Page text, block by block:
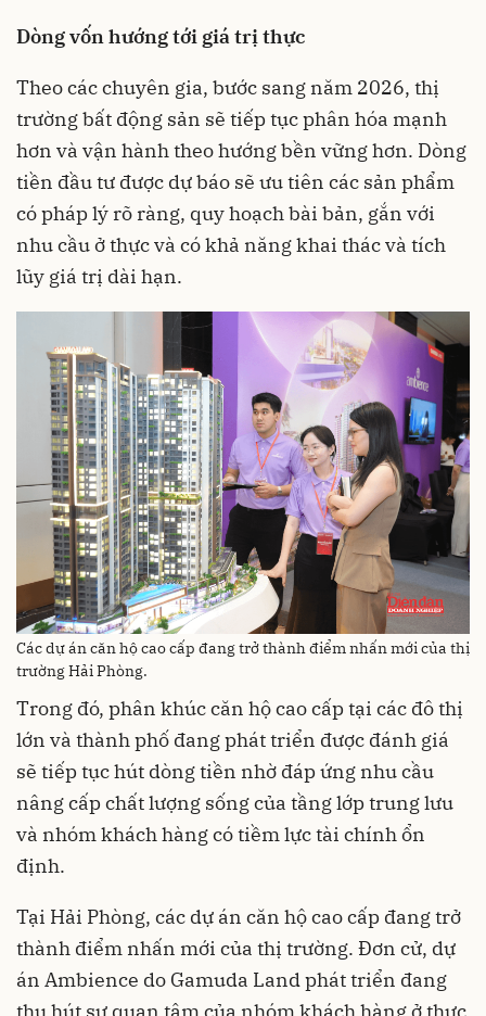
Dòng vốn hướng tới giá trị thực
Theo các chuyên gia, bước sang năm 2026, thị
trường bất động sản sẽ tiếp tục phân hóa mạnh
hơn và vận hành theo hướng bền vững hơn. Dòng
tiền đầu tư được dự báo sẽ ưu tiên các sản phẩm
có pháp lý rõ ràng, quy hoạch bài bản, gắn với
nhu cầu ở thực và có khả năng khai thác và tích
lũy giá trị dài hạn.
Các dự án căn hộ cao cấp đang trở thành điểm nhấn mới của thị
trường Hải Phòng.
Trong đó, phân khúc căn hộ cao cấp tại các đô thị
lớn và thành phố đang phát triển được đánh giá
sẽ tiếp tục hút dòng tiền nhờ đáp ứng nhu cầu
nâng cấp chất lượng sống của tầng lớp trung lưu
và nhóm khách hàng có tiềm lực tài chính ổn
định.
Tại Hải Phòng, các dự án căn hộ cao cấp đang trở
thành điểm nhấn mới của thị trường. Đơn cử, dự
án Ambience do Gamuda Land phát triển đang